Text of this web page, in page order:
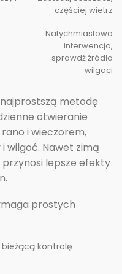
częściej wietrz
Natychmiastowa
interwencja,
sprawdź źródła
wilgoci
metodę
otwieranie
i wieczorem,
wilgoć. Nawet zimą
lepsze efekty
prostych
kontrolę